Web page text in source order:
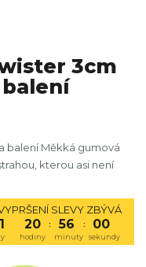
3cm
balení
balení Měkká gumová
kterou asi není
SLEVY ZBÝVÁ
20 : 55 : 59
hodiny minuty sekundy